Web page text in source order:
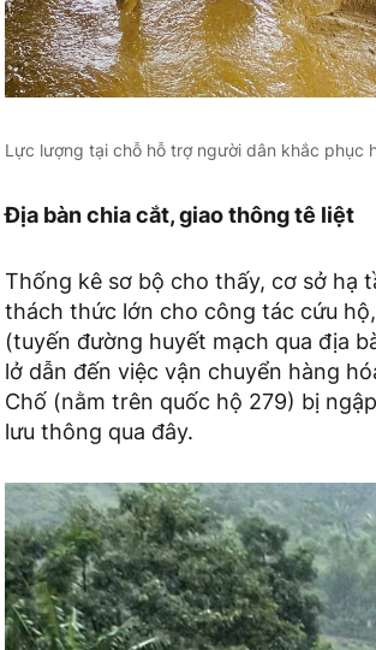
Lực lượng tại chỗ hỗ trợ người dân khắc phục
Địa bàn chia cắt, giao thông tê liệt
Thống kê sơ bộ cho thấy, cơ sở hạ
thách thức lớn cho công tác cứu
(tuyến đường huyết mạch qua địa
lở dẫn đến việc vận chuyển hàng
Chố (nằm trên quốc hộ 279) bị
lưu thông qua đây.